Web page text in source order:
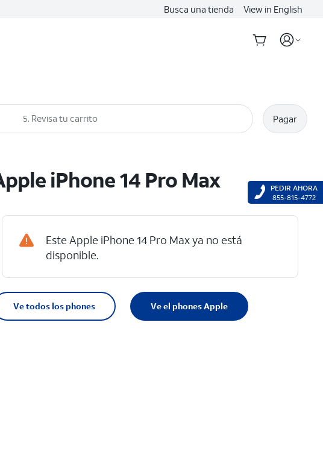
Busca una tienda View in English
5. Revisa tu carrito Pagar
iPhone 14 Pro Max
Este Apple iPhone 14 Pro Max ya no está
disponible.
Ve todos los phones Ve el phones Apple
PEDIR AHORA
855-815-4772